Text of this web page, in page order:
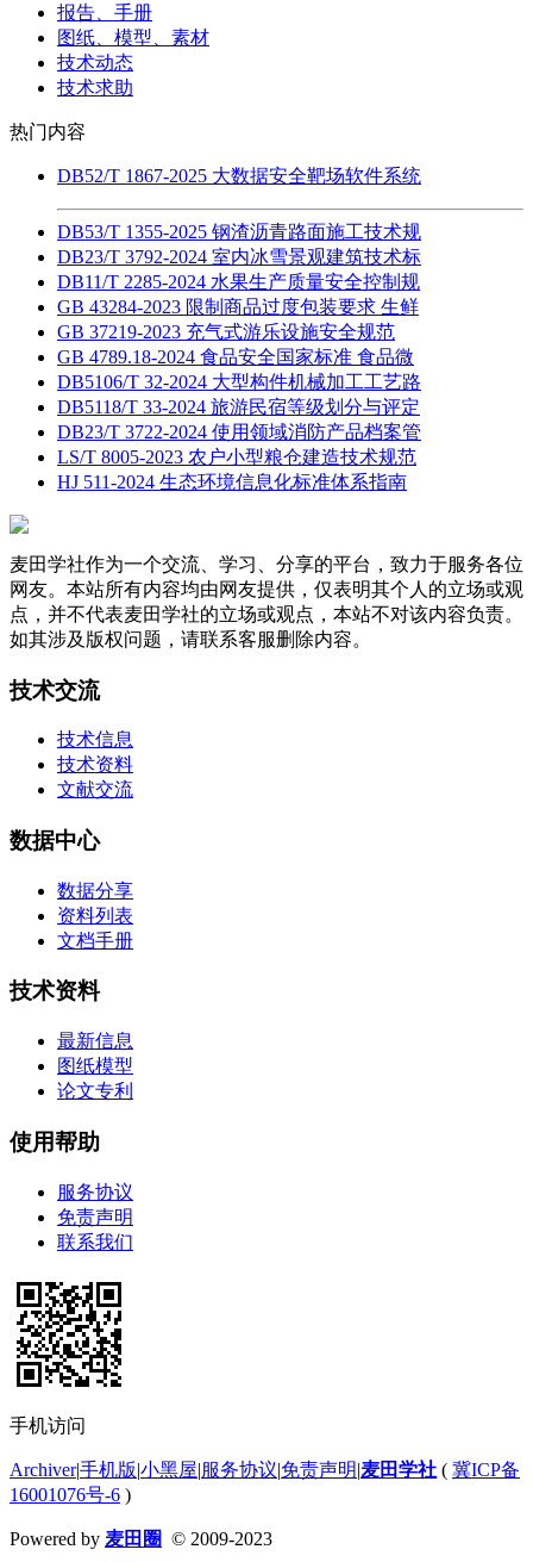
报告、手册
图纸、模型、素材
技术动态
技术求助
热门内容
DB52/T 1867-2025 大数据安全靶场软件系统
DB53/T 1355-2025 钢渣沥青路面施工技术规
DB23/T 3792-2024 室内冰雪景观建筑技术标
DB11/T 2285-2024 水果生产质量安全控制规
GB 43284-2023 限制商品过度包装要求 生鲜
GB 37219-2023 充气式游乐设施安全规范
GB 4789.18-2024 食品安全国家标准 食品微
DB5106/T 32-2024 大型构件机械加工工艺路
DB5118/T 33-2024 旅游民宿等级划分与评定
DB23/T 3722-2024 使用领域消防产品档案管
LS/T 8005-2023 农户小型粮仓建造技术规范
HJ 511-2024 生态环境信息化标准体系指南
麦田学社作为一个交流、学习、分享的平台，致力于服务各位
网友。本站所有内容均由网友提供，仅表明其个人的立场或观
点，并不代表麦田学社的立场或观点，本站不对该内容负责。
如其涉及版权问题，请联系客服删除内容。
技术交流
技术信息
技术资料
文献交流
数据中心
数据分享
资料列表
文档手册
技术资料
最新信息
图纸模型
论文专利
使用帮助
服务协议
免责声明
联系我们
手机访问
Archiver|手机版|小黑屋|服务协议|免责声明|麦田学社 ( 冀ICP备
16001076号-6 )
Powered by 麦田圈 © 2009-2023